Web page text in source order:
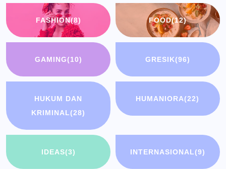
FASHION(8) FOOD(12)
GAMING(10) GRESIK(96)
HUKUM DAN
KRIMINAL(28)
HUMANIORA(22)
IDEAS(3) INTERNASIONAL(9)